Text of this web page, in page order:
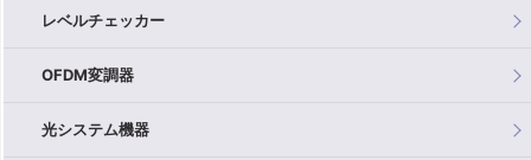
レベルチェッカー
OFDM変調器
光システム機器